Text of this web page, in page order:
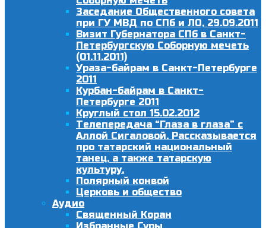
Заседание Общественного совета
при ГУ МВД по СПб и ЛО, 29.09.2011
Визит Губернатора СПб в Санкт-
Петербургскую Соборную мечеть
(01.11.2011)
Ураза-байрам в Санкт-Петербурге
2011
Курбан-байрам в Санкт-
Петербурге 2011
Круглый стол 15.02.2012
Телепередача “Глаза в глаза” с
Аллой Сигаловой. Рассказывается
про татарский национальный
танец, а также татарскую
культуру.
Полярный конвой
Церковь и общество
Аудио
Священный Коран